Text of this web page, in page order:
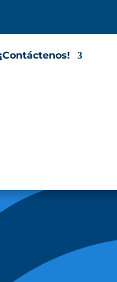
¡Contáctenos!